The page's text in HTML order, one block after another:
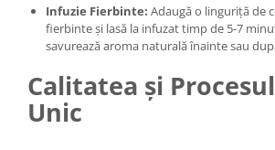
Infuzie Fierbinte: Adaugă o linguriță de
fierbinte și lasă la infuzat timp de 5-7
savurează aroma naturală înainte sau
Calitatea și
Unic